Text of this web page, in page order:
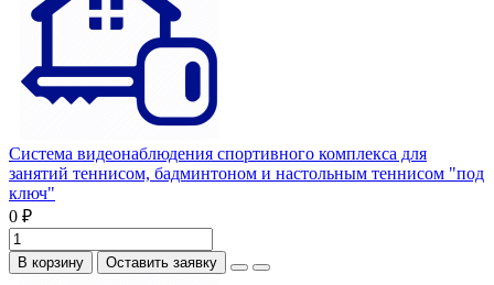
Система видеонаблюдения спортивного комплекса для
занятий теннисом, бадминтоном и настольным теннисом "под
ключ"
0 ₽
В корзину Оставить заявку